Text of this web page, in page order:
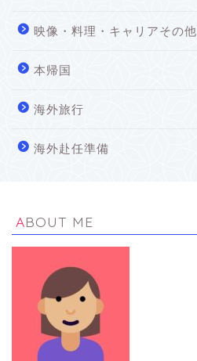
映像・料理・キャリアその他
本帰国
海外旅行
海外赴任準備
ABOUT ME